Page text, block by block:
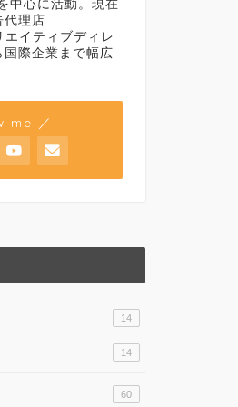
中心に活動。現在
代理店
エイティブディレ
際企業まで幅広
me ／
14
14
60